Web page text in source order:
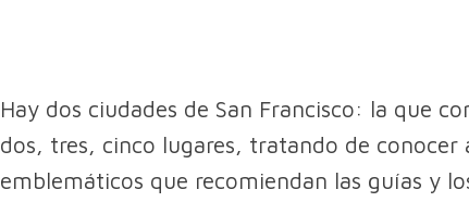
Hay dos ciudades de San Francisco: la que
dos, tres, cinco lugares, tratando de conocer
emblemáticos que recomiendan las guías y